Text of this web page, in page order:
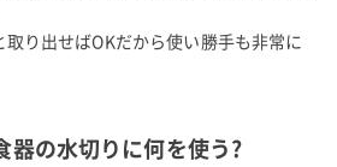
り出せばOKだから使い勝手も非常に
器の水切りに何を使う?